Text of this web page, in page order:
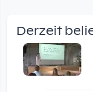
Vor 2
Coole
Derzeit